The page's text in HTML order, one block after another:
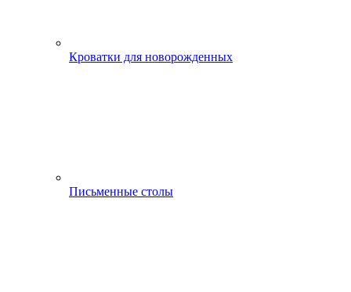
Кроватки для новорожденных
Письменные столы